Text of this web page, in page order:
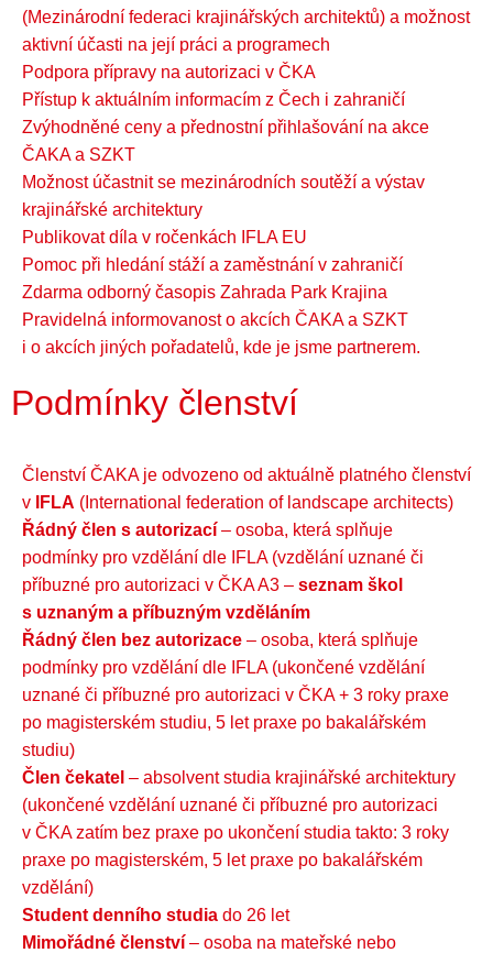
(Mezinárodní federaci krajinářských architektů) a možnost
aktivní účasti na její práci a programech
Podpora přípravy na autorizaci v ČKA
Přístup k aktuálním informacím z Čech i zahraničí
Zvýhodněné ceny a přednostní přihlašování na akce
ČAKA a SZKT
Možnost účastnit se mezinárodních soutěží a výstav
krajinářské architektury
Publikovat díla v ročenkách IFLA EU
Pomoc při hledání stáží a zaměstnání v zahraničí
Zdarma odborný časopis Zahrada Park Krajina
Pravidelná informovanost o akcích ČAKA a SZKT
i o akcích jiných pořadatelů, kde je jsme partnerem.
Podmínky členství
Členství ČAKA je odvozeno od aktuálně platného členství
v
IFLA (International federation of landscape architects)
Řádný člen s autorizací – osoba, která splňuje
podmínky pro vzdělání dle IFLA (vzdělání uznané či
příbuzné pro autorizaci v ČKA A3 – seznam škol
s uznaným a příbuzným vzděláním
Řádný člen bez autorizace – osoba, která splňuje
podmínky pro vzdělání dle IFLA (ukončené vzdělání
uznané či příbuzné pro autorizaci v ČKA + 3 roky praxe
po magisterském studiu, 5 let praxe po bakalářském
studiu)
Člen čekatel – absolvent studia krajinářské architektury
(ukončené vzdělání uznané či příbuzné pro autorizaci
v ČKA zatím bez praxe po ukončení studia takto: 3 roky
praxe po magisterském, 5 let praxe po bakalářském
vzdělání)
Student denního studia do 26 let
Mimořádné členství – osoba na mateřské nebo